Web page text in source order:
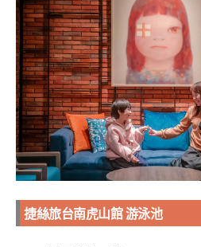
捷絲旅台南虎山館 游泳池